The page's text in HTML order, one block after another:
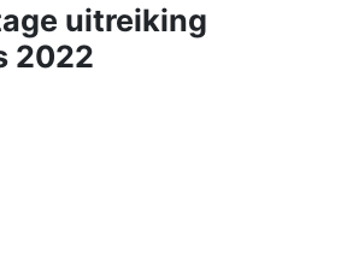
uitreiking
2022